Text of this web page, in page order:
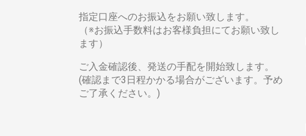
指定口座へのお振込をお願い致します。
（※お振込手数料はお客様負担にてお願い致し
ます）
ご入金確認後、発送の手配を開始致します。
(確認まで3日程かかる場合がございます。予め
ご了承ください。)